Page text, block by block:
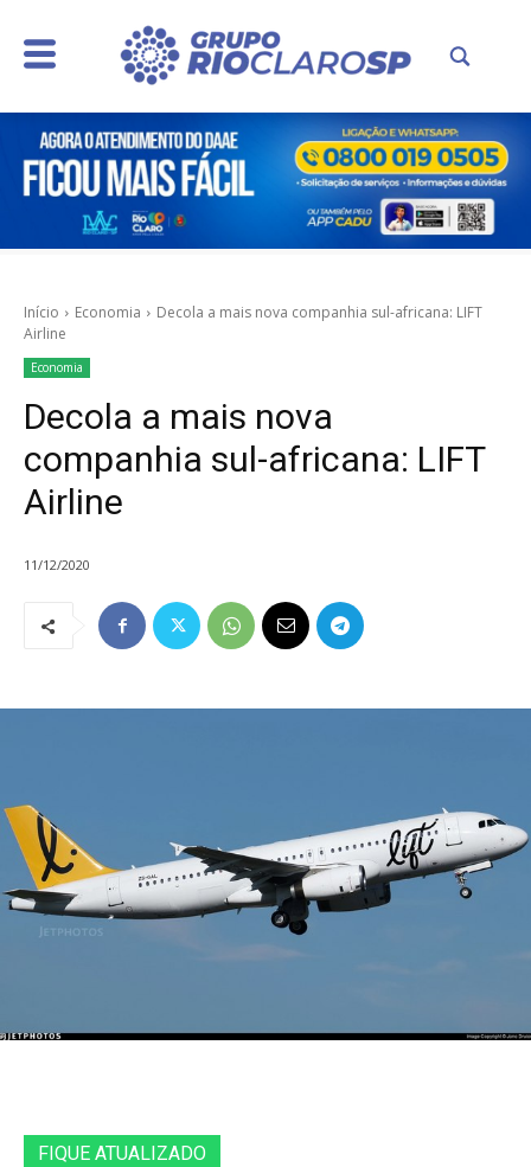
Início Economia
Decola a mais nova companhia sul-africana: LIFT
Airline
Economia
Decola a mais nova
companhia sul-africana: LIFT
Airline
11/12/2020
FIQUE ATUALIZADO